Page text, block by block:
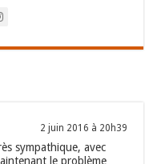
2 juin 2016 à 20h39
sympathique, avec
le problème